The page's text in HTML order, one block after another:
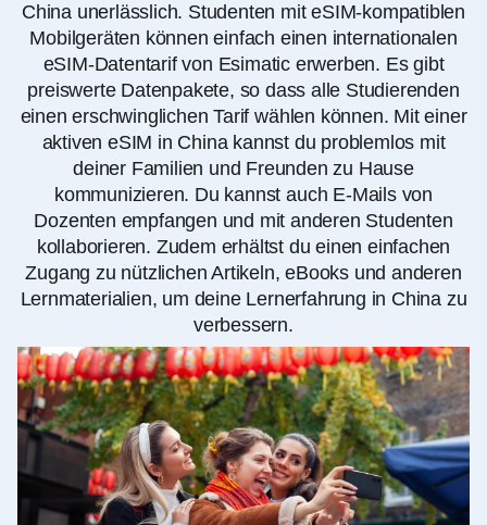
China unerlässlich. Studenten mit eSIM-kompatiblen
Mobilgeräten können einfach einen internationalen
eSIM-Datentarif von Esimatic erwerben. Es gibt
preiswerte Datenpakete, so dass alle Studierenden
einen erschwinglichen Tarif wählen können. Mit einer
aktiven eSIM in China kannst du problemlos mit
deiner Familien und Freunden zu Hause
kommunizieren. Du kannst auch E-Mails von
Dozenten empfangen und mit anderen Studenten
kollaborieren. Zudem erhältst du einen einfachen
Zugang zu nützlichen Artikeln, eBooks und anderen
Lernmaterialien, um deine Lernerfahrung in China zu
verbessern.